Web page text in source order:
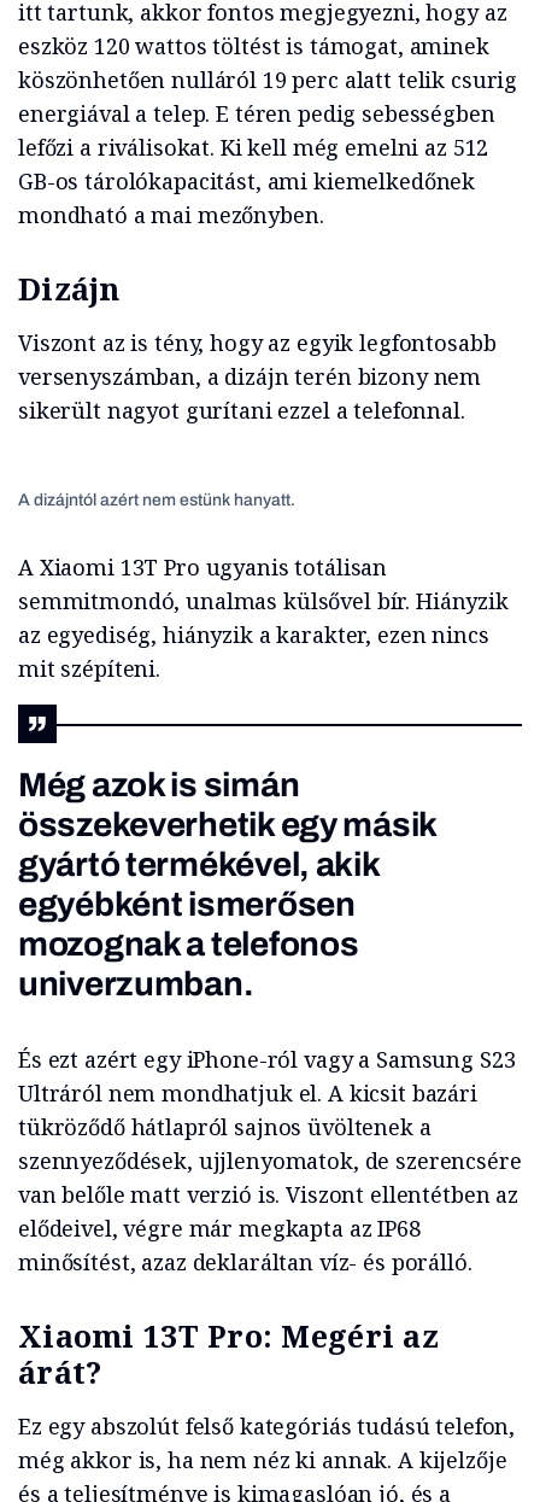
itt tartunk, akkor fontos megjegyezni, hogy az
eszköz 120 wattos töltést is támogat, aminek
köszönhetően nulláról 19 perc alatt telik csurig
energiával a telep. E téren pedig sebességben
lefőzi a riválisokat. Ki kell még emelni az 512
GB-os tárolókapacitást, ami kiemelkedőnek
mondható a mai mezőnyben.
Dizájn
Viszont az is tény, hogy az egyik legfontosabb
versenyszámban, a dizájn terén bizony nem
sikerült nagyot gurítani ezzel a telefonnal.
A dizájntól azért nem estünk hanyatt.
A Xiaomi 13T Pro ugyanis totálisan
semmitmondó, unalmas külsővel bír. Hiányzik
az egyediség, hiányzik a karakter, ezen nincs
mit szépíteni.
Még azok is simán
összekeverhetik egy másik
gyártó termékével, akik
egyébként ismerősen
mozognak a telefonos
univerzumban.
És ezt azért egy iPhone-ról vagy a Samsung S23
Ultráról nem mondhatjuk el. A kicsit bazári
tükröződő hátlapról sajnos üvöltenek a
szennyeződések, ujjlenyomatok, de szerencsére
van belőle matt verzió is. Viszont ellentétben az
elődeivel, végre már megkapta az IP68
minősítést, azaz deklaráltan víz- és porálló.
Xiaomi 13T Pro: Megéri az
árát?
Ez egy abszolút felső kategóriás tudású telefon,
még akkor is, ha nem néz ki annak. A kijelzője
és a teljesítménye is kimagaslóan jó, és a